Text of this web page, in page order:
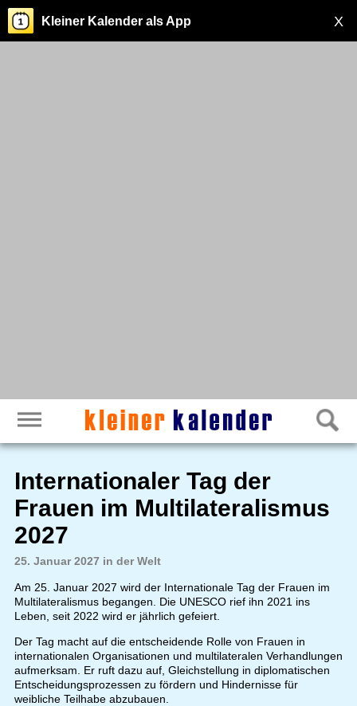
X
Kleiner Kalender als App
Internationaler Tag der
Frauen im Multilateralismus
2027
25. Januar 2027 in der Welt
Am 25. Januar 2027 wird der Internationale Tag der Frauen im
Multilateralismus begangen. Die UNESCO rief ihn 2021 ins
Leben, seit 2022 wird er jährlich gefeiert.
Der Tag macht auf die entscheidende Rolle von Frauen in
internationalen Organisationen und multilateralen Verhandlungen
aufmerksam. Er ruft dazu auf, Gleichstellung in diplomatischen
Entscheidungsprozessen zu fördern und Hindernisse für
weibliche Teilhabe abzubauen.